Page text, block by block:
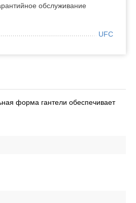
обслуживание
UFC
форма гантели обеспечивает